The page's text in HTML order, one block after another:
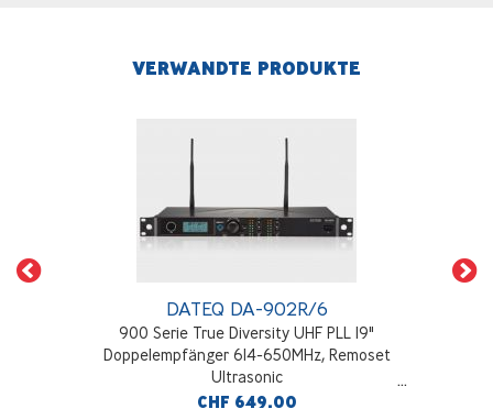
VERWANDTE PRODUKTE
DATEQ DA-902R/6
900 Serie True Diversity UHF PLL 19"
Doppelempfänger 614-650MHz, Remoset
Ultrasonic
CHF 649.00